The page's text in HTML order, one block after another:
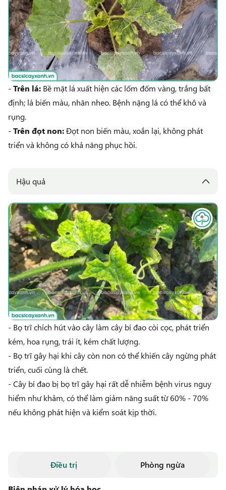
-Trên lá: Bề mặt lá xuất hiện các lốm đốm vàng, trắng bất
định; lá biến màu, nhăn nheo. Bệnh nặng lá có thể khô và
rụng.
-Trên đọt non:Đọt non biến màu, xoắn lại, không phát
triển và không có khả năng phục hồi.
Hậu quả
- Bọ trĩ chích hút vào cây làm cây bí đao còi cọc, phát triển
kém, hoa rụng, trái ít, kém chất lượng.
- Bọ trĩ gây hại khi cây còn non có thể khiến cây ngừng phát
triển, cuối cùng là chết.
- Cây bí đao bị bọ trĩ gây hại rất dễ nhiễm bệnh virus nguy
hiểm như khảm, có thể làm giảm năng suất từ 60% - 70%
nếu không phát hiện và kiểm soát kịp thời.
Điều trị Phòng ngừa